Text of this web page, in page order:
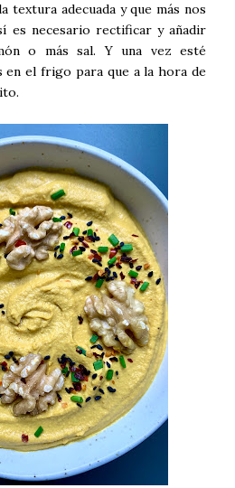
textura adecuada y que más nos
es necesario rectificar y añadir
o más sal. Y una vez esté
en el frigo para que a la hora de